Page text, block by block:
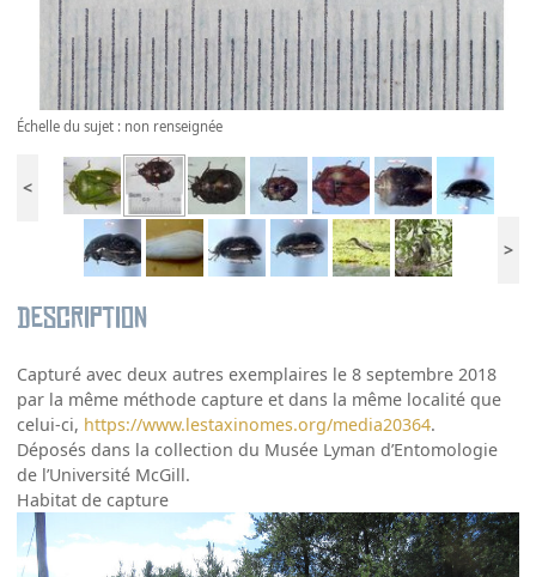
Échelle du sujet : non renseignée
<
>
Description
Capturé avec deux autres exemplaires le 8 septembre 2018
par la même méthode capture et dans la même localité que
celui-ci, https://www.lestaxinomes.org/media20364.
Déposés dans la collection du Musée Lyman d’Entomologie
de l’Université McGill.
Habitat de capture